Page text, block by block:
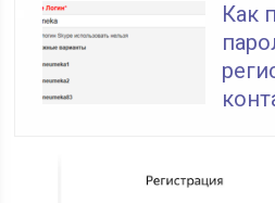
Как